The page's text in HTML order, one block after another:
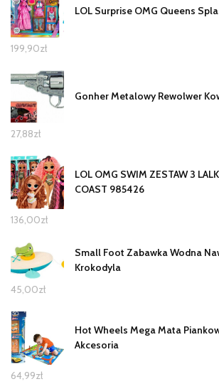
LOL Surprise OMG Queens
199,90zł
Gonher Metalowy Rewolwer
27,88zł
LOL OMG SWIM ZESTAW 3
COAST 985426
136,00zł
Small Foot Zabawka Wodna
Krokodyla
45,00zł
Hot Wheels Mega Mata
Akcesoria
64,99zł